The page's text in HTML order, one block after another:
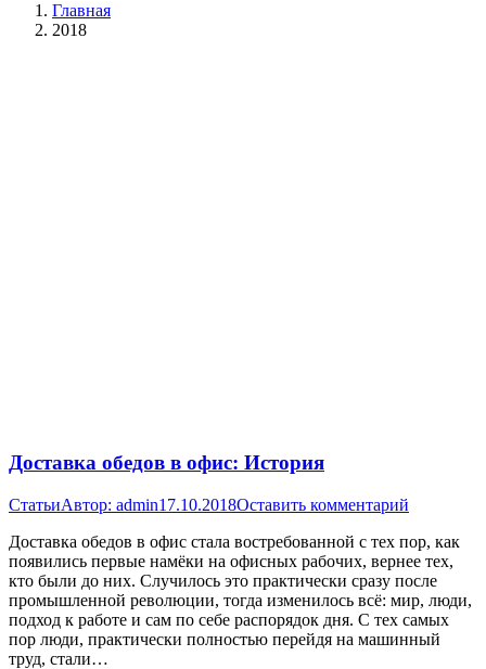
Главная
2018
Доставка обедов в офис: История
СтатьиАвтор: admin17.10.2018Оставить комментарий
Доставка обедов в офис стала востребованной с тех пор, как
появились первые намёки на офисных рабочих, вернее тех,
кто были до них. Случилось это практически сразу после
промышленной революции, тогда изменилось всё: мир, люди,
подход к работе и сам по себе распорядок дня. С тех самых
пор люди, практически полностью перейдя на машинный
труд, стали…